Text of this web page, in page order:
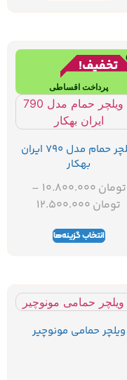
پرداخت اقساطی
تخفیف!
ویلچر حمام مدل 790 ایران
بهکار
تومان
–
تومان
انتخاب گزینه‌ها
ویلچر حمامی مونوچیر